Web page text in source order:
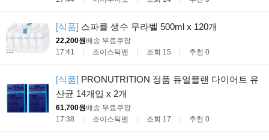
[식품] 스파클 생수 무라벨 500ml x 120개
22,200원배송 무료 쿠팡
17:41
조이스틱맨 조회 15 추천 0
[식품] PRONUTRITION 정품 듀얼플랜 다이어트 유
산균 14개입 x 2개
61,700원배송 무료 쿠팡
17:38
조이스틱맨 조회 17 추천 0